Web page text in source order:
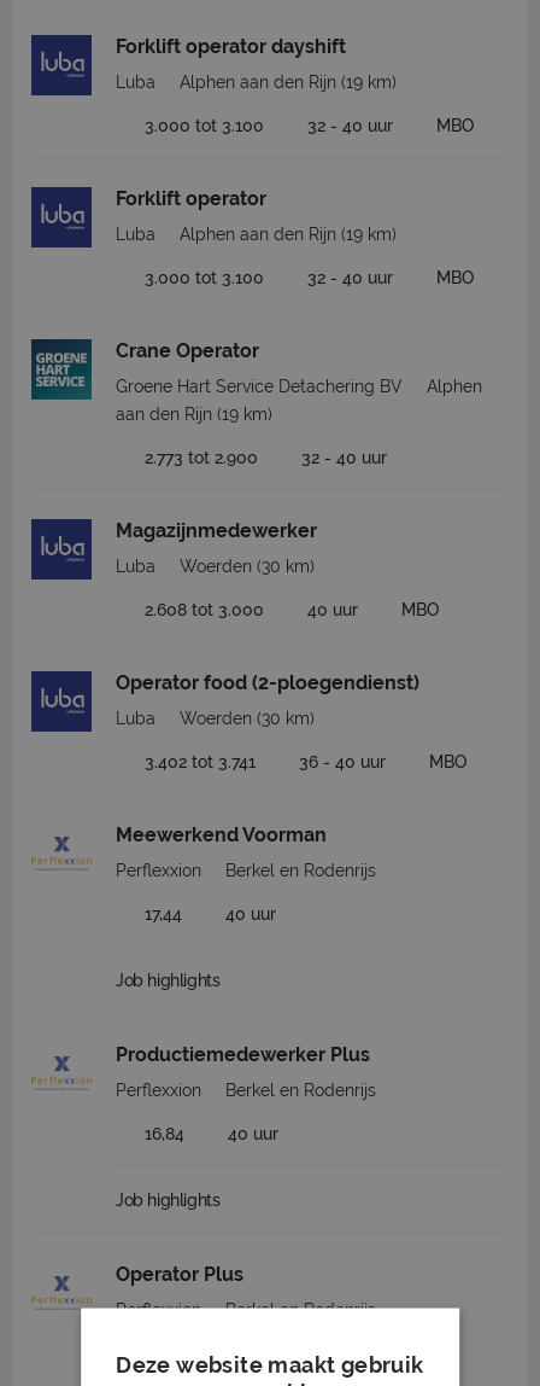
Forklift operator dayshift
Luba Alphen aan den Rijn (19 km)
3.000 tot 3.100 32 - 40 uur MBO
Forklift operator
Luba Alphen aan den Rijn (19 km)
3.000 tot 3.100 32 - 40 uur MBO
Crane Operator
Groene Hart Service Detachering BV
Alphen
aan den Rijn (19 km)
2.773 tot 2.900 32 - 40 uur
Magazijnmedewerker
Luba Woerden (30 km)
2.608 tot 3.000 40 uur MBO
Operator food (2-ploegendienst)
Luba Woerden (30 km)
3.402 tot 3.741 36 - 40 uur MBO
Meewerkend Voorman
Perflexxion Berkel en Rodenrijs
17,44 40 uur
Job highlights
Productiemedewerker Plus
Perflexxion Berkel en Rodenrijs
16,84 40 uur
Job highlights
Operator Plus
Perflexxion Berkel en Rodenrijs
40 uur
Deze website maakt gebruik